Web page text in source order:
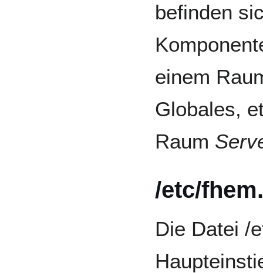
befinden
einem
Globales,
Raum
/etc/
Die Datei /